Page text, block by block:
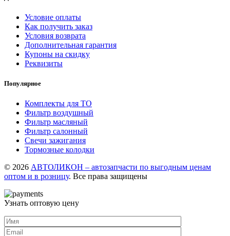
Условие оплаты
Как получить заказ
Условия возврата
Дополнительная гарантия
Купоны на скидку
Реквизиты
Популярное
Комплекты для ТО
Фильтр воздушный
Фильтр масляный
Фильтр салонный
Свечи зажигания
Тормозные колодки
© 2026 АВТОЛИКОН – автозапчасти по выгодным ценам
оптом и в розницу. Все права защищены
Узнать оптовую цену